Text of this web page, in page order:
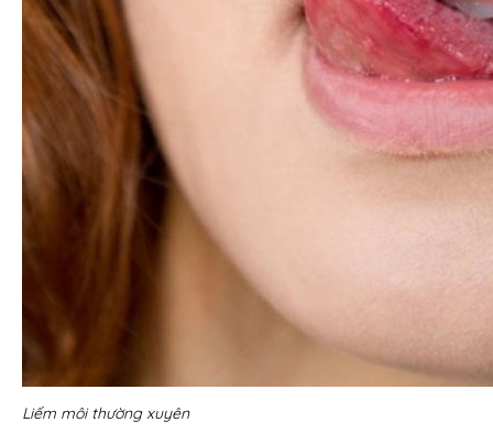
Liếm môi thường xuyên